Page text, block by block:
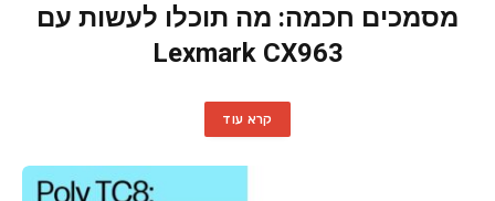
מסמכים חכמה: מה תוכלו לעשות עם
Lexmark CX963
קרא עוד